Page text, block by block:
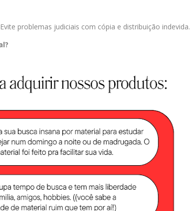
problemas judiciais com cópia e distribuição indevida.